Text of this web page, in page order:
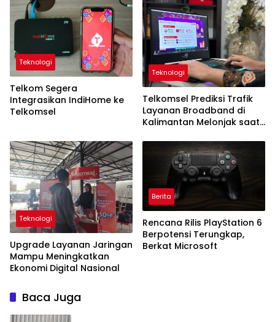
Teknologi
Telkom Segera
Integrasikan IndiHome ke
Telkomsel
Teknologi
Telkomsel Prediksi Trafik
Layanan Broadband di
Kalimantan Melonjak saat
Teknologi
Upgrade Layanan Jaringan
Mampu Meningkatkan
Ekonomi Digital Nasional
Berita
Rencana Rilis PlayStation 6
Berpotensi Terungkap,
Berkat Microsoft
Baca Juga